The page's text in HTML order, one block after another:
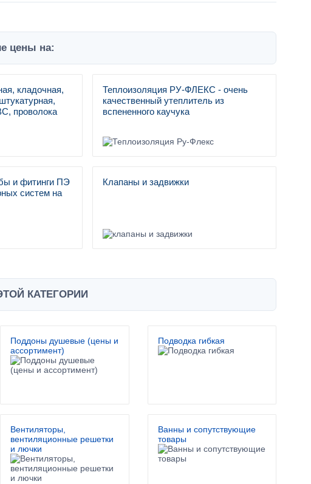
цены на:
кладочная,
проволока
Теплоизоляция РУ-ФЛЕКС - очень
качественный утеплитель из
вспененного каучука
и фитинги ПЭ
систем на
Клапаны и задвижки
КАТЕГОРИИ
Поддоны душевые (цены и
ассортимент)
Подводка гибкая
Вентиляторы,
вентиляционные решетки
и лючки
Ванны и сопутствующие
товары